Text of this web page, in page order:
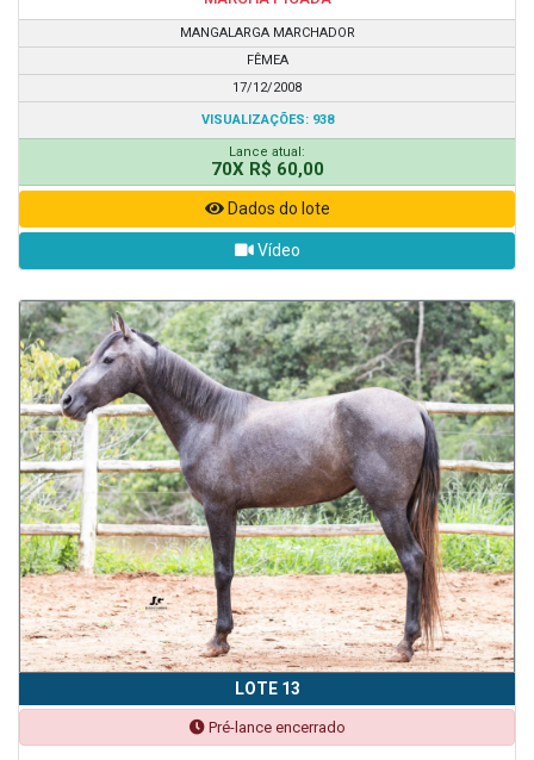
MANGALARGA MARCHADOR
FÊMEA
17/12/2008
VISUALIZAÇÕES: 938
Lance atual:
70X R$ 60,00
Dados do lote
Vídeo
LOTE 13
Pré-lance encerrado